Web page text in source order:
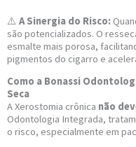
⚠️ A Sinergia do Risco:
são potencializados. O
esmalte mais porosa,
pigmentos do cigarro e
Como a Bonassi
Seca
A Xerostomia crônica não
Odontologia Integrada,
o risco, especialmente em